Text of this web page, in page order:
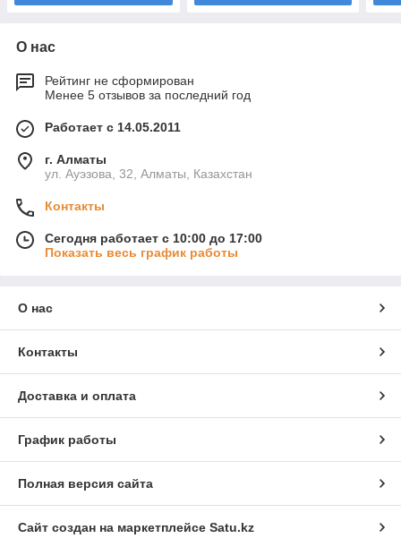
О нас
Рейтинг не сформирован
Менее 5 отзывов за последний год
Работает с 14.05.2011
г. Алматы
ул. Ауэзова, 32, Алматы, Казахстан
Контакты
Сегодня работает с 10:00 до 17:00
Показать весь график работы
О нас
Контакты
Доставка и оплата
График работы
Полная версия сайта
Сайт создан на маркетплейсе Satu.kz